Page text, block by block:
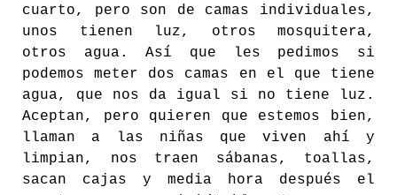
cuarto, pero son de camas individuales,
unos tienen luz, otros mosquitera,
otros agua. Así que les pedimos si
podemos meter dos camas en el que tiene
agua, que nos da igual si no tiene luz.
Aceptan, pero quieren que estemos bien,
llaman a las niñas que viven ahí y
limpian, nos traen sábanas, toallas,
sacan cajas y media hora después el